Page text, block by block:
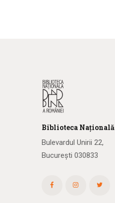
Biblioteca Națională
Bulevardul Unirii 22,
București 030833